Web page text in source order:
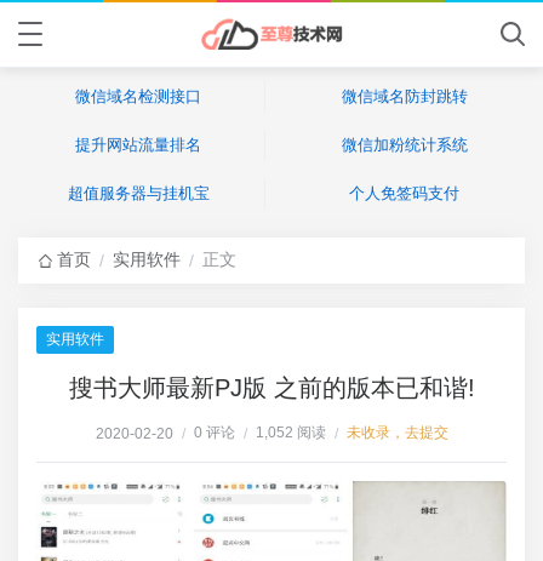
微信域名检测接口 微信域名防封跳转
提升网站流量排名 微信加粉统计系统
超值服务器与挂机宝 个人免签码支付
首页 / 实用软件 / 正文
实用软件
搜书大师最新PJ版 之前的版本已和谐!
2020-02-20 / 0 评论 / 1,052 阅读 / 未收录，去提交